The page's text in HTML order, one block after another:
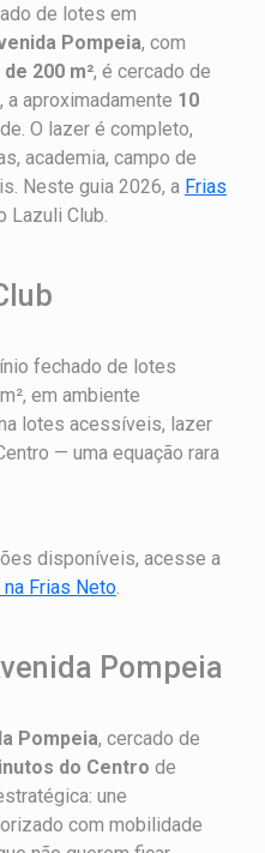
de lotes em
Pompeia, com
200 m², é cercado de
a aproximadamente 10
O lazer é completo,
academia, campo de
Neste guia 2026, a Frias
Lazuli Club.
fechado de lotes
em ambiente
lotes acessíveis, lazer
— uma equação rara
disponíveis, acesse a
Frias Neto.
Pompeia
Pompeia, cercado de
do Centro de
une
com mobilidade